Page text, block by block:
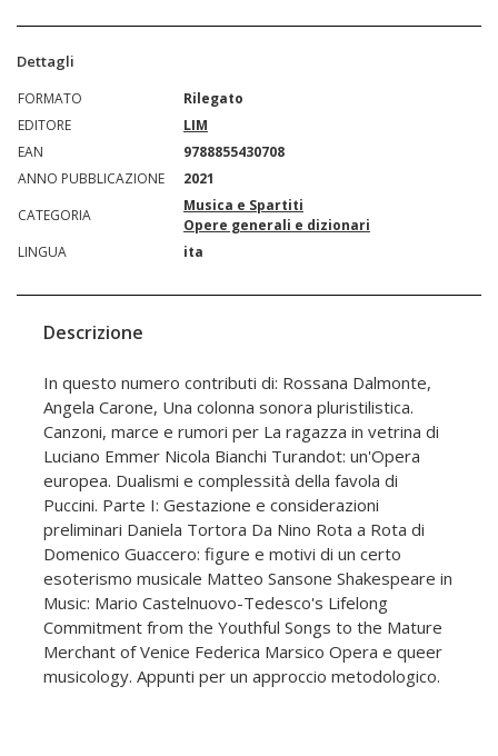
Dettagli
FORMATO
Rilegato
EDITORE
LIM
EAN
9788855430708
ANNO PUBBLICAZIONE
2021
CATEGORIA
Musica e Spartiti
Opere generali e dizionari
LINGUA
ita
Descrizione
In questo numero contributi di: Rossana Dalmonte,
Angela Carone, Una colonna sonora pluristilistica.
Canzoni, marce e rumori per La ragazza in vetrina di
Luciano Emmer Nicola Bianchi Turandot: un'Opera
europea. Dualismi e complessità della favola di
Puccini. Parte I: Gestazione e considerazioni
preliminari Daniela Tortora Da Nino Rota a Rota di
Domenico Guaccero: figure e motivi di un certo
esoterismo musicale Matteo Sansone Shakespeare in
Music: Mario Castelnuovo-Tedesco's Lifelong
Commitment from the Youthful Songs to the Mature
Merchant of Venice Federica Marsico Opera e queer
musicology. Appunti per un approccio metodologico.